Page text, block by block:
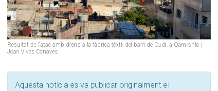
Resultat de l'atac amb drons a la fàbrica tèxtil del barri de Cudi, a Qamishlo |
Joan Vives Cànaves
Aquesta notícia es va publicar originalment el